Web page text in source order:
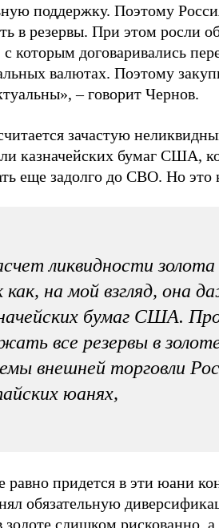
поддержку. Поэтому
в резервы. При этом росли
которым договаривались
валютах. Поэтому
– говорит Чернов.
зачастую
казначейских бумаг США,
еще задолго до СВО. Но это
ликвидности
как, на мой взгляд, она
бумаг США.
все резервы в
внешней торговли
юанях,
равно придется в эти юани
обязательную
золоте слишком рискованно, а